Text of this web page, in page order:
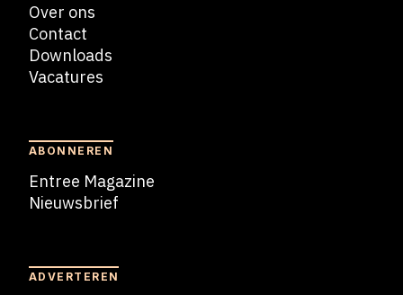
Over ons
Contact
Downloads
Vacatures
ABONNEREN
Entree Magazine
Nieuwsbrief
ADVERTEREN